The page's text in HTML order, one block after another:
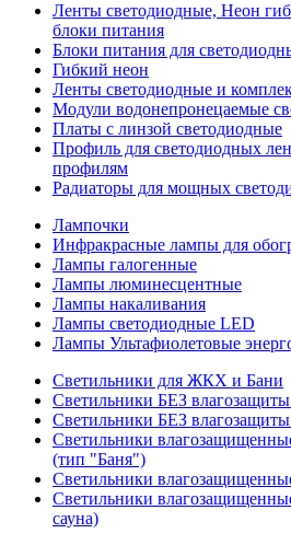
Ленты светодиодные, Неон
блоки питания
Блоки питания для
Гибкий неон
Ленты светодиодные и
Модули водонепронецаемые
Платы с линзой светодиодные
Профиль для светодиодных
профилям
Радиаторы для мощных
Лампочки
Инфракрасные лампы для
Лампы галогенные
Лампы люминесцентные
Лампы накаливания
Лампы светодиодные LED
Лампы Ультафиолетовые
Светильники для ЖКХ и Бани
Светильники БЕЗ
Светильники БЕЗ
Светильники
(тип "Баня")
Светильники
Светильники
сауна)